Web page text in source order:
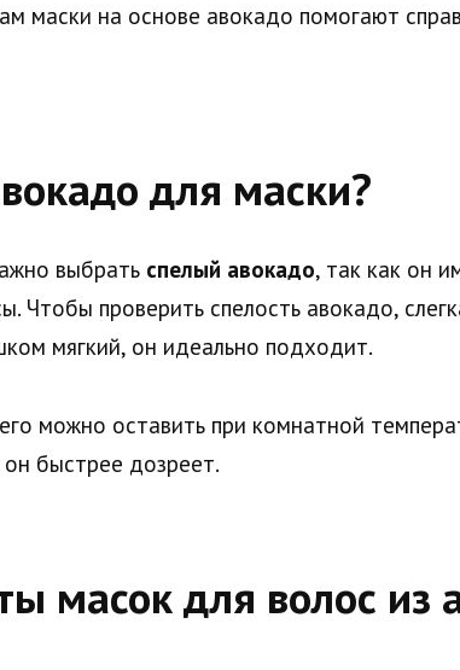
маски на основе авокадо помогают
для маски?
выбрать спелый авокадо, так как он
Чтобы проверить спелость авокадо,
мягкий, он идеально подходит.
можно оставить при комнатной
быстрее дозреет.
масок для волос из